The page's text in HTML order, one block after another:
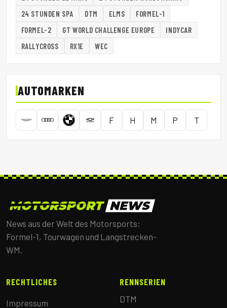
24 STUNDEN SPA
DTM ELMS
FORMEL-1
FORMEL-2
GT WORLD CHALLENGE EUROPE
INDYCAR
RALLYCROSS
RX1E WEC
AUTOMARKEN
F H M P T
News aus der Welt des Motorsports:
Formel-1, Tourwagen und Langstrecken-
WM.
RECHTLICHES
Impressum
RENNSERIEN
DTM